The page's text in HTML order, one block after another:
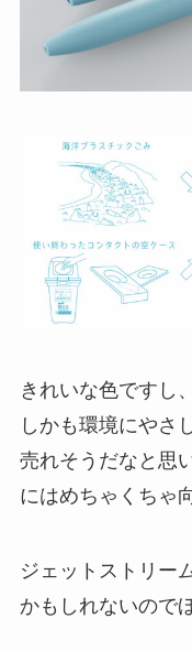
きれいな色ですし
しかも環境にやさ
売れそうだなと思
にはめちゃくちゃ
ジェットストリー
かもしれないので